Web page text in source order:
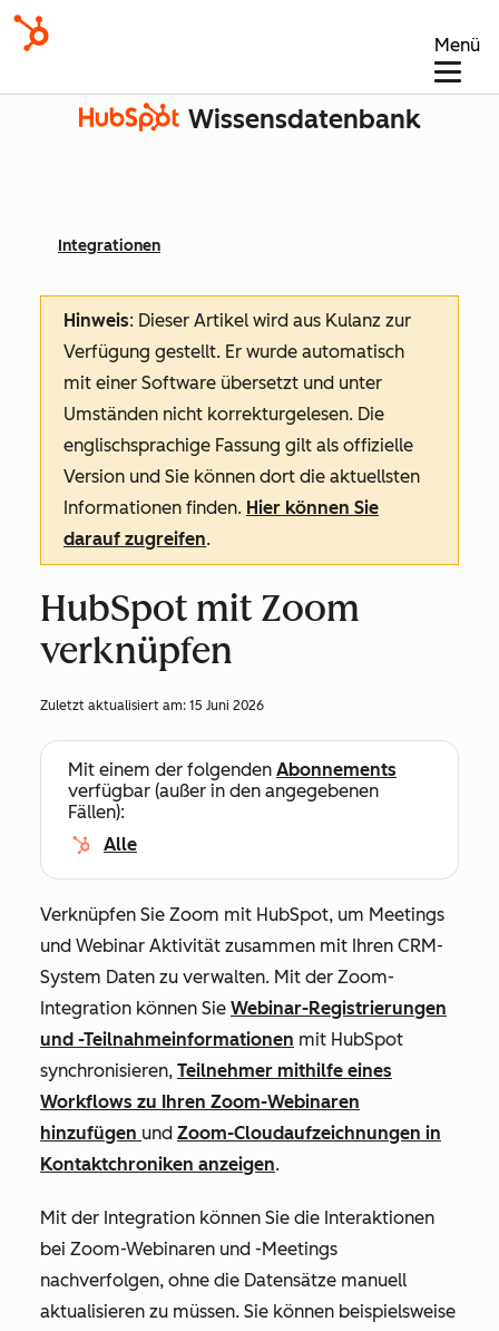
Menü
Wissensdatenbank
Integrationen
Hinweis: Dieser Artikel wird aus Kulanz zur
Verfügung gestellt. Er wurde automatisch
mit einer Software übersetzt und unter
Umständen nicht korrekturgelesen. Die
englischsprachige Fassung gilt als offizielle
Version und Sie können dort die aktuellsten
Informationen finden. Hier können Sie
darauf zugreifen.
HubSpot mit Zoom
verknüpfen
Zuletzt aktualisiert am: 15 Juni 2026
Mit einem der folgenden Abonnements
verfügbar (außer in den angegebenen
Fällen):
Alle
Verknüpfen Sie Zoom mit HubSpot, um Meetings
und Webinar Aktivität zusammen mit Ihren CRM-
System Daten zu verwalten. Mit der Zoom-
Integration können Sie Webinar-Registrierungen
und -Teilnahmeinformationen mit HubSpot
synchronisieren, Teilnehmer mithilfe eines
Workflows zu Ihren Zoom-Webinaren
hinzufügen und Zoom-Cloudaufzeichnungen in
Kontaktchroniken anzeigen.
Mit der Integration können Sie die Interaktionen
bei Zoom-Webinaren und -Meetings
nachverfolgen, ohne die Datensätze manuell
aktualisieren zu müssen. Sie können beispielsweise